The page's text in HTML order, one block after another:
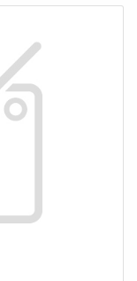
100 pays